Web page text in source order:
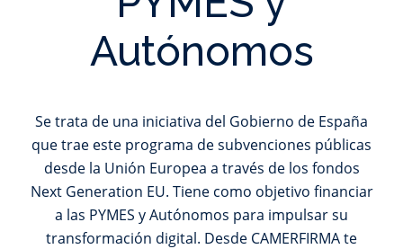
Autónomos
Se trata de una iniciativa del Gobierno de España
que trae este programa de subvenciones públicas
desde la Unión Europea a través de los fondos
Next Generation EU. Tiene como objetivo financiar
a las PYMES y Autónomos para impulsar su
transformación digital. Desde CAMERFIRMA te